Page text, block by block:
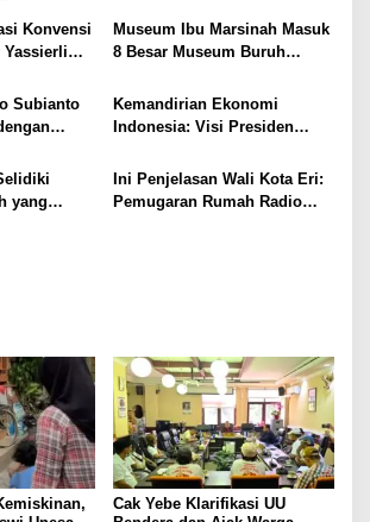
Konvensi
Yassierli
Kapal
Museum Ibu Marsinah Masuk
8 Besar Museum Buruh
Pekerja Indonesia
Subianto
Kemandirian Ekonomi
Indonesia: Visi Presiden
yang
Ini Penjelasan Wali Kota Eri:
Pemugaran Rumah Radio
Cak Yebe Klarifikasi UU